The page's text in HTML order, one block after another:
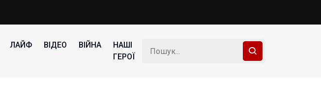
ЛАЙФ ВІДЕО ВІЙНА
НАШІ
ГЕРОЇ